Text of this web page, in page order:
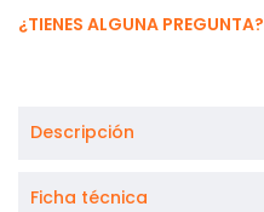
¿TIENES ALGUNA PREGUNTA?
Descripción
Ficha técnica